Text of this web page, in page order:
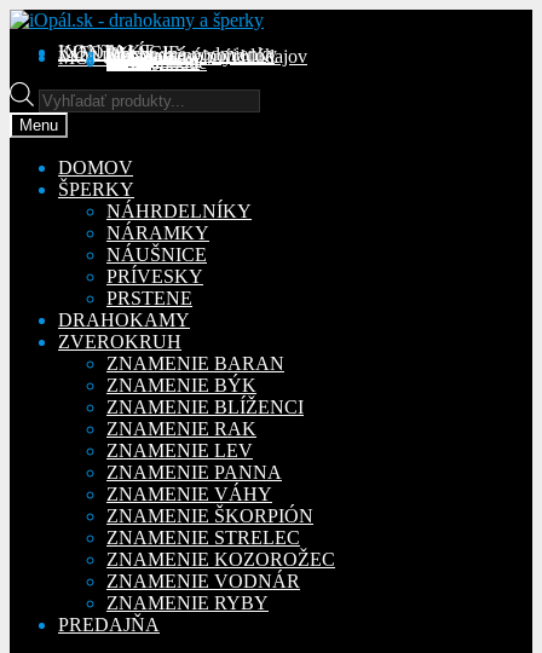
Preskočiť
navigáciu
Preskočiť
obsah
KONTAKT
INFORMÁCIE
Obchodné podmienky
Reklamačný poriadok
Ochrana osobných údajov
MÔJ ÚČETObjednávky
Adresy
Detaily účtu
Na stiahnutie
Products
search
Menu
DOMOV
ŠPERKY
NÁHRDELNÍKY
NÁRAMKY
NÁUŠNICE
PRÍVESKY
PRSTENE
DRAHOKAMY
ZVEROKRUH
ZNAMENIE BARAN
ZNAMENIE BÝK
ZNAMENIE BLÍŽENCI
ZNAMENIE RAK
ZNAMENIE LEV
ZNAMENIE PANNA
ZNAMENIE VÁHY
ZNAMENIE ŠKORPIÓN
ZNAMENIE STRELEC
ZNAMENIE KOZOROŽEC
ZNAMENIE VODNÁR
ZNAMENIE RYBY
PREDAJŇA